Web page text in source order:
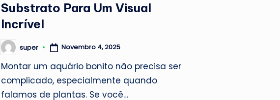
Substrato Para Um Visual
Incrível
Posted
by
super Novembro 4, 2025
Montar um aquário bonito não precisa ser
complicado, especialmente quando
falamos de plantas. Se você…